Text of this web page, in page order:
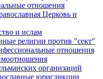
отношения
Церковь и
и ислам
религии против "сект"
отношения
организаций
юрисдикции